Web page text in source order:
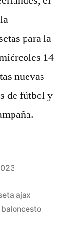
para la
14
nuevas
de fútbol y
ajax